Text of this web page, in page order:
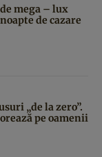
mega – lux
de cazare
„de la zero”.
pe oamenii